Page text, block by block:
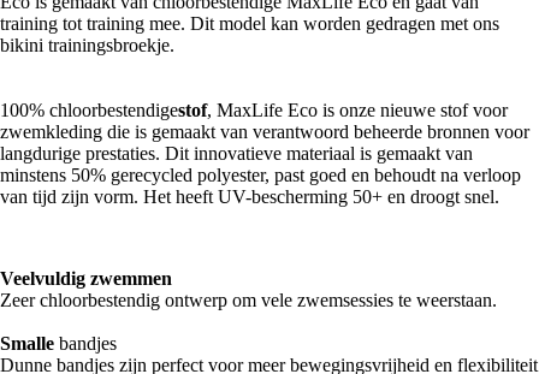
training tot training mee. Dit model kan worden gedragen met ons
bikini trainingsbroekje.
100% chloorbestendigestof, MaxLife Eco is onze nieuwe stof voor
zwemkleding die is gemaakt van verantwoord beheerde bronnen voor
langdurige prestaties. Dit innovatieve materiaal is gemaakt van
minstens 50% gerecycled polyester, past goed en behoudt na verloop
van tijd zijn vorm. Het heeft UV-bescherming 50+ en droogt snel.
Veelvuldig zwemmen
Zeer chloorbestendig ontwerp om vele zwemsessies te weerstaan.
Smalle bandjes
Dunne bandjes zijn perfect voor meer bewegingsvrijheid en flexibiliteit